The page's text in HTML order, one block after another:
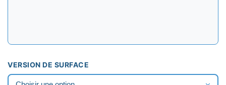
VERSION DE SURFACE